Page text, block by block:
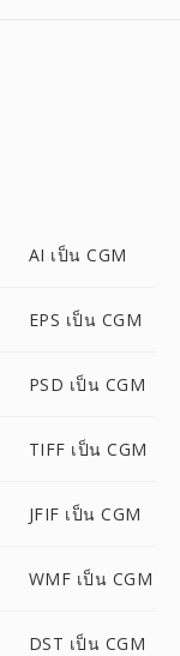
AI เป็น CGM
EPS เป็น CGM
PSD เป็น CGM
TIFF เป็น CGM
JFIF เป็น CGM
WMF เป็น CGM
DST เป็น CGM